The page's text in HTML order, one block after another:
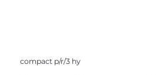
compact p/r/3 hy